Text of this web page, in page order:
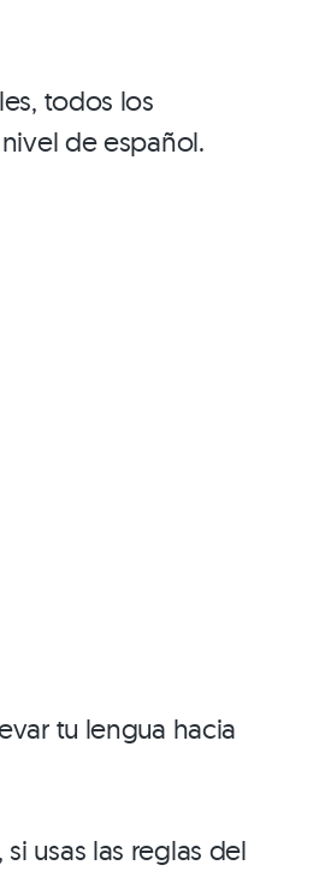
todos los
de español.
tu lengua hacia
usas las reglas del